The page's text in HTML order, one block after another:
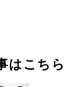
はこちら